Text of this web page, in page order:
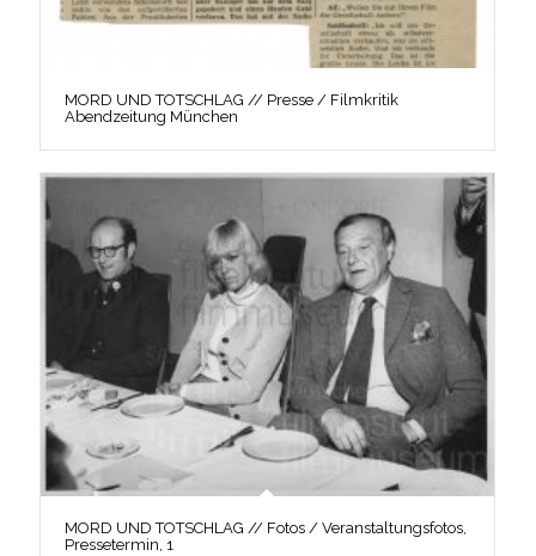
MORD UND TOTSCHLAG // Presse / Filmkritik
Abendzeitung München
MORD UND TOTSCHLAG // Fotos / Veranstaltungsfotos,
Pressetermin, 1